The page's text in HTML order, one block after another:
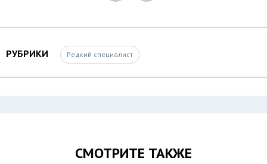
РУБРИКИ Редкий специалист
СМОТРИТЕ ТАКЖЕ